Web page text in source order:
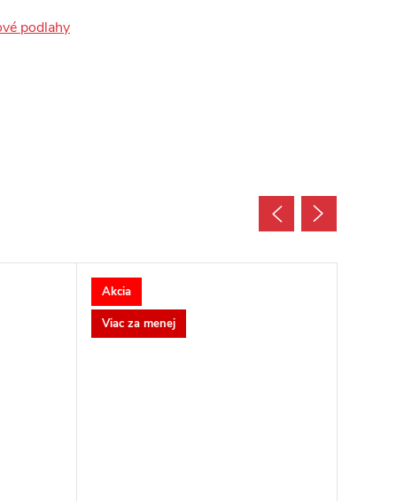
podlahy
Akcia
Viac za menej